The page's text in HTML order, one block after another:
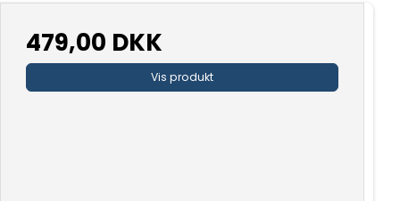
479,00 DKK
Vis produkt